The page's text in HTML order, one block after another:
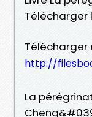
Télécharger
Télécharger
http://
La